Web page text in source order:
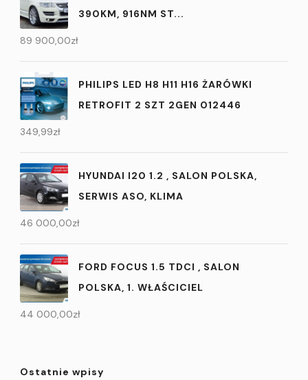
390KM, 916NM ST...
89 900,00zł
PHILIPS LED H8 H11 H16 ŻARÓWKI
RETROFIT 2 SZT 2GEN 012446
349,99zł
HYUNDAI I20 1.2 , SALON POLSKA,
SERWIS ASO, KLIMA
46 000,00zł
FORD FOCUS 1.5 TDCI , SALON
POLSKA, 1. WŁAŚCICIEL
44 000,00zł
Ostatnie wpisy